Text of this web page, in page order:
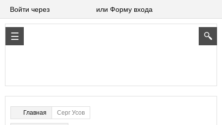
Войти через или Форму входа
Главная Серг Усов